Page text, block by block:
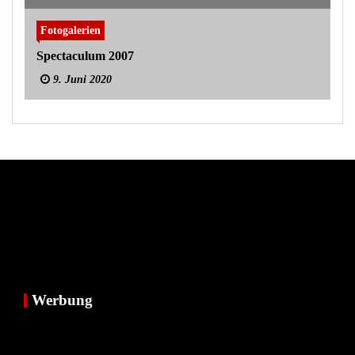
Fotogalerien
Spectaculum 2007
9. Juni 2020
Werbung